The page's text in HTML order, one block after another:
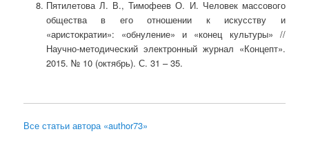
Пятилетова Л. В., Тимофеев О. И. Человек массового
общества в его отношении к искусству и
«аристократии»: «обнуление» и «конец культуры» //
Научно-методический электронный журнал «Концепт».
2015. № 10 (октябрь). С. 31 – 35.
Все статьи автора «author73»